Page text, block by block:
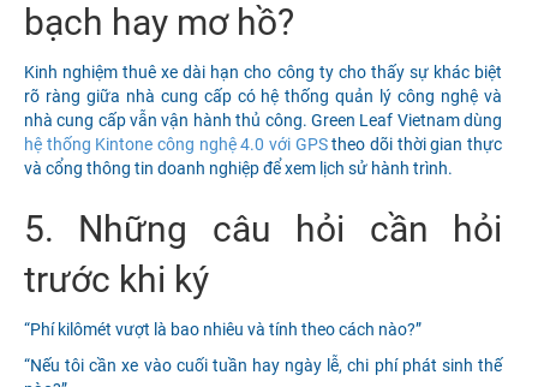
bạch hay mơ hồ?
Kinh nghiệm thuê xe dài hạn cho công ty cho thấy sự khác biệt
rõ ràng giữa nhà cung cấp có hệ thống quản lý công nghệ và
nhà cung cấp vẫn vận hành thủ công. Green Leaf Vietnam dùng
hệ thống Kintone công nghệ 4.0 với GPStheo dõi thời gian thực
và cổng thông tin doanh nghiệp để xem lịch sử hành trình.
5. Những câu hỏi cần hỏi
trước khi ký
“Phí kilômét vượt là bao nhiêu và tính theo cách nào?”
“Nếu tôi cần xe vào cuối tuần hay ngày lễ, chi phí phát sinh thế